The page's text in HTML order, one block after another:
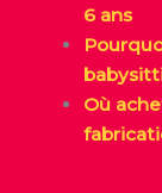
6 ans
Où